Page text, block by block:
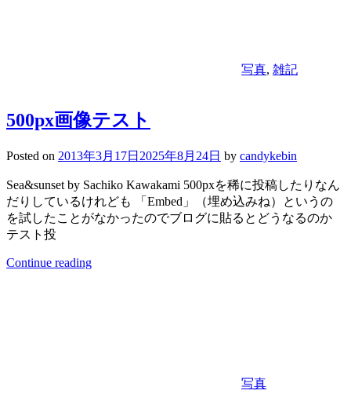
写真, 雑記
500px画像テスト
Posted on 2013年3月17日 2025年8月24日 by candykebin
Sea&sunset by Sachiko Kawakami 500pxを稀に投稿したりなん
だりしているけれども 「Embed」（埋め込みね）というの
を試したことがなかったのでブログに貼るとどうなるのか
テスト投
Continue reading
写真